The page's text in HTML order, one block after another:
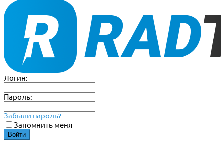
Логин:
Пароль:
Забыли пароль?
Запомнить меня